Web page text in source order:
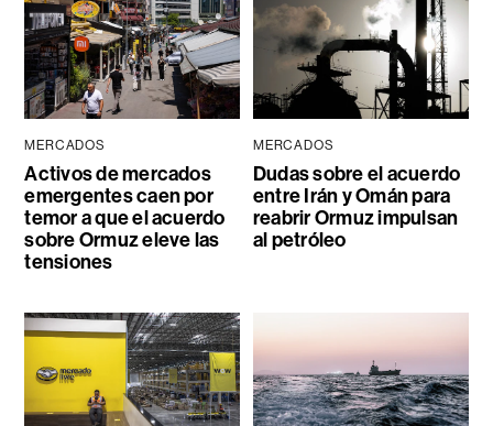
MERCADOS
Activos de mercados
emergentes caen por
temor a que el acuerdo
sobre Ormuz eleve las
tensiones
MERCADOS
Dudas sobre el acuerdo
entre Irán y Omán para
reabrir Ormuz impulsan
al petróleo